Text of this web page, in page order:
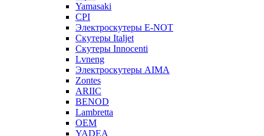
Yamasaki
CPI
Электроскутеры E-NOT
Скутеры Italjet
Скутеры Innocenti
Lvneng
Электроскутеры AIMA
Zontes
ARIIC
BENOD
Lambretta
OEM
YADEA